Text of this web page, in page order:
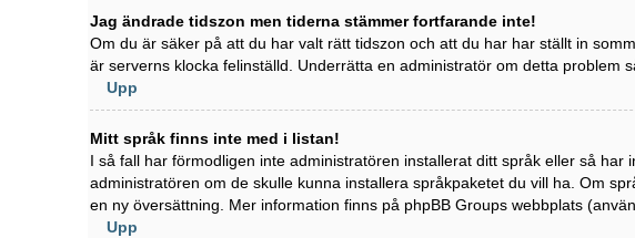
Jag ändrade tidszon men tiderna stämmer fortfarande inte!
Om du är säker på att du har valt rätt tidszon och att du har har ställt in
är serverns klocka felinställd. Underrätta en administratör om detta problem
Upp
Mitt språk finns inte med i listan!
I så fall har förmodligen inte administratören installerat ditt språk eller så har
administratören om de skulle kunna installera språkpaketet du vill ha. Om
en ny översättning. Mer information finns på phpBB Groups webbplats
Upp